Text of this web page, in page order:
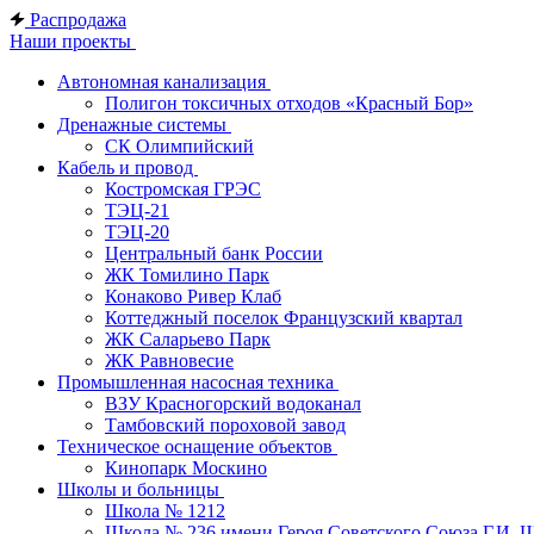
Распродажа
Наши проекты
Автономная канализация
Полигон токсичных отходов «Красный Бор»
Дренажные системы
СК Олимпийский
Кабель и провод
Костромская ГРЭС
ТЭЦ-21
ТЭЦ-20
Центральный банк России
ЖК Томилино Парк
Конаково Ривер Клаб
Коттеджный поселок Французский квартал
ЖК Саларьево Парк
ЖК Равновесие
Промышленная насосная техника
ВЗУ Красногорский водоканал
Тамбовский пороховой завод
Техническое оснащение объектов
Кинопарк Москино
Школы и больницы
Школа № 1212